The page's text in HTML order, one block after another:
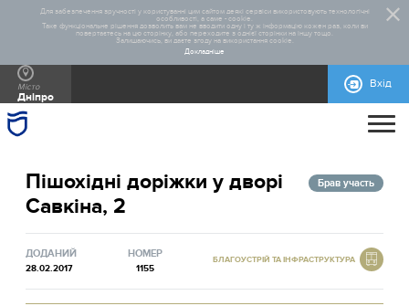
Для забезпечення зручності у користуванні цим сайтом деякі сервіси використовують технологічні
особливості, а саме - cookie.
Таке функціональне рішення дозволить вам не вводити одну і ту ж інформацію кожен раз, коли ви
повертаєтесь на цю сторінку, або переходите з однієї сторінки на іншу тощо.
Залишаючись, ви даєте згоду на використання cookie.
Докладніше
Місто
Дніпро
Вхід
ЗАГАЛЬНА ІНФОРМАЦІЯ
СТАТИСТИКА
РЕАЛІЗОВАНІ ПРОЄКТИ
ДОПОМОГА
Пішохідні доріжки у дворі
Савкіна, 2
Брав участь
ДОДАНИЙ
28.02.2017
НОМЕР
1155
БЛАГОУСТРІЙ ТА ІНФРАСТРУКТУРА